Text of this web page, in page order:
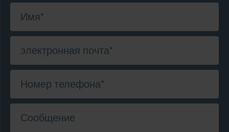
Имя*
электронная почта*
Номер телефона*
Сообщение